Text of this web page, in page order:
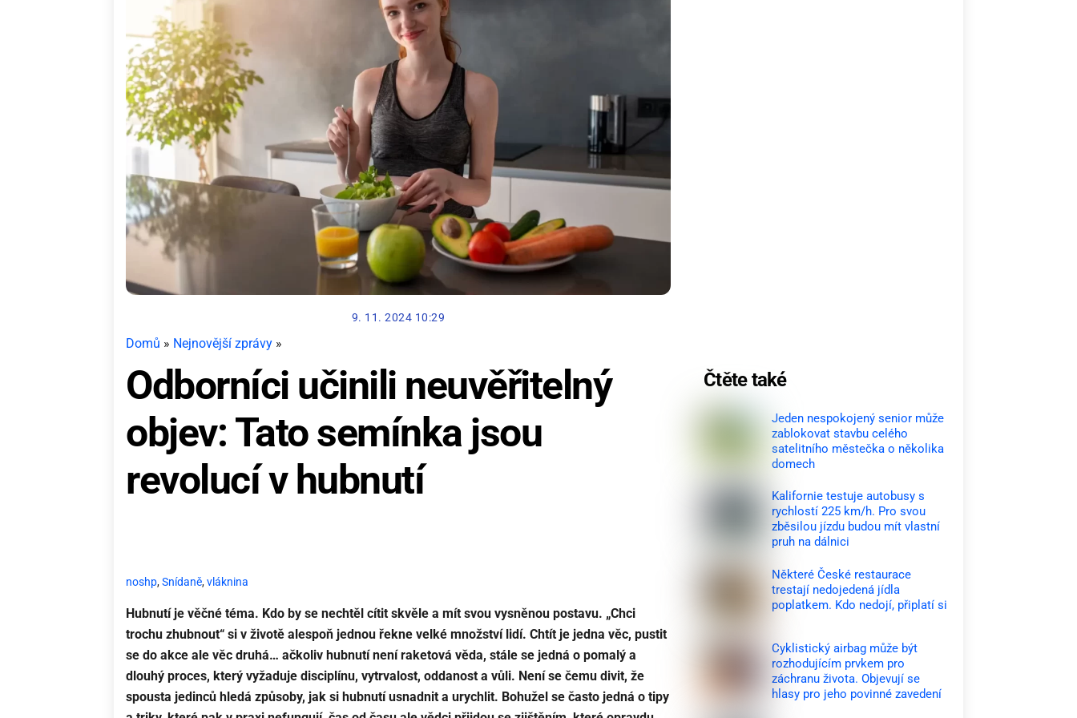
9. 11. 2024 10:29
Domů » Nejnovější zprávy »
Odborníci učinili neuvěřitelný
objev: Tato semínka jsou
revolucí v hubnutí
noshp,Snídaně,vláknina
Hubnutí je věčné téma. Kdo by se nechtěl cítit skvěle a mít svou vysněnou postavu. „Chci
trochu zhubnout“ si v životě alespoň jednou řekne velké množství lidí. Chtít je jedna věc, pustit
se do akce ale věc druhá… ačkoliv hubnutí není raketová věda, stále se jedná o pomalý a
dlouhý proces, který vyžaduje disciplínu, vytrvalost, oddanost a vůli. Není se čemu divit, že
spousta jedinců hledá způsoby, jak si hubnutí usnadnit a urychlit. Bohužel se často jedná o tipy
Čtěte také
Jeden nespokojený senior může
zablokovat stavbu celého
satelitního městečka o několika
domech
Kalifornie testuje autobusy s
rychlostí 225 km/h. Pro svou
zběsilou jízdu budou mít vlastní
pruh na dálnici
Některé České restaurace
trestají nedojedená jídla
poplatkem. Kdo nedojí, připlatí si
Cyklistický airbag může být
rozhodujícím prvkem pro
záchranu života. Objevují se
hlasy pro jeho povinné zavedení